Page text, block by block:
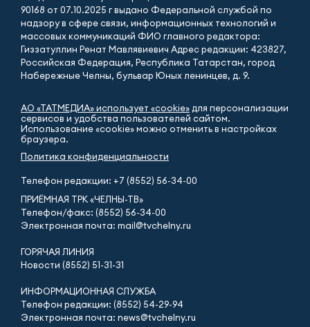
90168 от 07.10.2025 г выдано Федеральной службой по
надзору в сфере связи, информационных технологий и
массовых коммуникаций ФИО главного редактора:
Гиззатуллин Ренат Мавлявиевич Адрес редакции: 423827,
Российская Федерация, Республика Татарстан, город
Набережные Челны, бульвар Юных ленинцев, д. 9.
АО «ТАТМЕДИА» использует «cookie» для персонализации
сервисов и удобства пользователей сайтом.
Использование «cookie» можно отменить в настройках
браузера.
Политика конфиденциальности
Телефон редакции: +7 (8552) 56-34-00
ПРИЁМНАЯ ТРК «ЧЕЛНЫ-ТВ»
Телефон/факс: (8552) 56-34-00
Электронная почта: mail@tvchelny.ru
ГОРЯЧАЯ ЛИНИЯ
Новости (8552) 51-31-31
ИНФОРМАЦИОННАЯ СЛУЖБА
Телефон редакции: (8552) 54-29-94
Электронная почта: news@tvchelny.ru